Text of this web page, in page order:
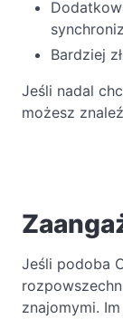
Bardziej
Jeśli nadal
możesz
Jeśli podoba
znajomymi.